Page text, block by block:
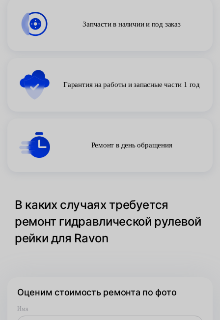
Запчасти в наличии и под заказ
Гарантия на работы и запасные части 1 год
Ремонт в день обращения
В каких случаях требуется
ремонт гидравлической рулевой
рейки для Ravon
Оценим стоимость ремонта по фото
Имя